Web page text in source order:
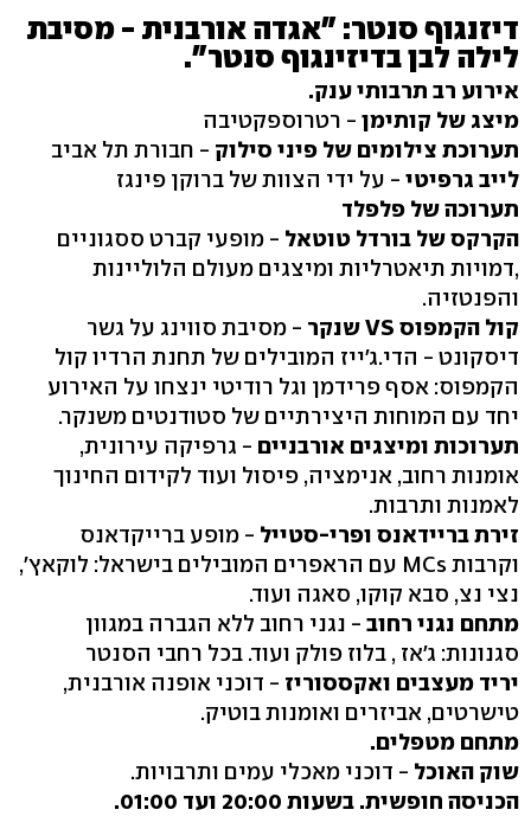
דיזנגוף סנטר: "אגדה אורבנית - מסיבת
לילה לבן בדיזינגוף סנטר".
אירוע רב תרבותי ענק.
מיצג של קותימן - רטרוספקטיבה
תערוכת צילומים של פיני סילוק - חבורת תל אביב
לייב גרפיטי - על ידי הצוות של ברוקן פינגז
תערוכה של פלפלד
הקרקס של בורדל טוטאל - מופעי קברט ססגוניים
,דמויות תיאטרליות ומיצגים מעולם הלוליינות
והפנטזיה.
קול הקמפוס VS שנקר
- מסיבת סווינג על גשר
דיסקונט - הדי.ג'ייז המובילים של תחנת הרדיו קול
הקמפוס: אסף פרידמן וגל רודיטי ינצחו על האירוע
יחד עם המוחות היצירתיים של סטודנטים משנקר.
תערוכות ומיצגים אורבניים - גרפיקה עירונית,
אומנות רחוב, אנימציה, פיסול ועוד לקידום החינוך
לאמנות ותרבות.
זירת בריידאנס ופרי-סטייל - מופע ברייקדאנס
וקרבות MCs עם הראפרים המובילים בישראל: לוקאץ',
נצי נצ, סבא קוקו, סאגה ועוד.
מתחם נגני רחוב - נגני רחוב ללא הגברה במגוון
סגנונות: ג'אז , בלוז פולק ועוד. בכל רחבי הסנטר
יריד מעצבים ואקססוריז - דוכני אופנה אורבנית,
טישרטים, אביזרים ואומנות בוטיק.
מתחם מטפלים.
שוק האוכל - דוכני מאכלי עמים ותרבויות.
הכניסה חופשית. בשעות 20:00 ועד 01:00.